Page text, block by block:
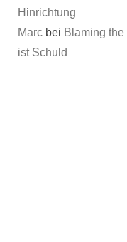
Hinrichtung
Marc bei Blaming the
ist Schuld